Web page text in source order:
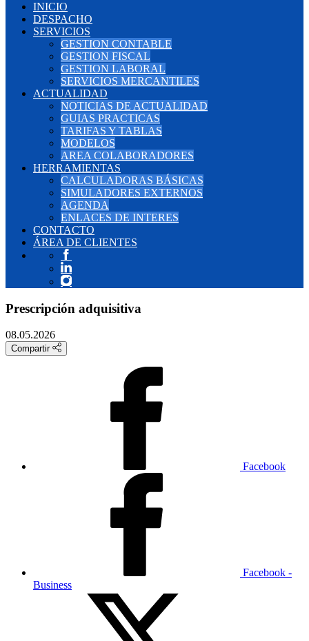
INICIO
DESPACHO
SERVICIOS
GESTION CONTABLE
GESTION FISCAL
GESTION LABORAL
SERVICIOS MERCANTILES
ACTUALIDAD
NOTICIAS DE ACTUALIDAD
GUIAS PRACTICAS
TARIFAS Y TABLAS
MODELOS
AREA COLABORADORES
HERRAMIENTAS
CALCULADORAS BÁSICAS
SIMULADORES EXTERNOS
AGENDA
ENLACES DE INTERES
CONTACTO
ÁREA DE CLIENTES
Prescripción adquisitiva
08.05.2026
Compartir
Facebook
Facebook -
Business